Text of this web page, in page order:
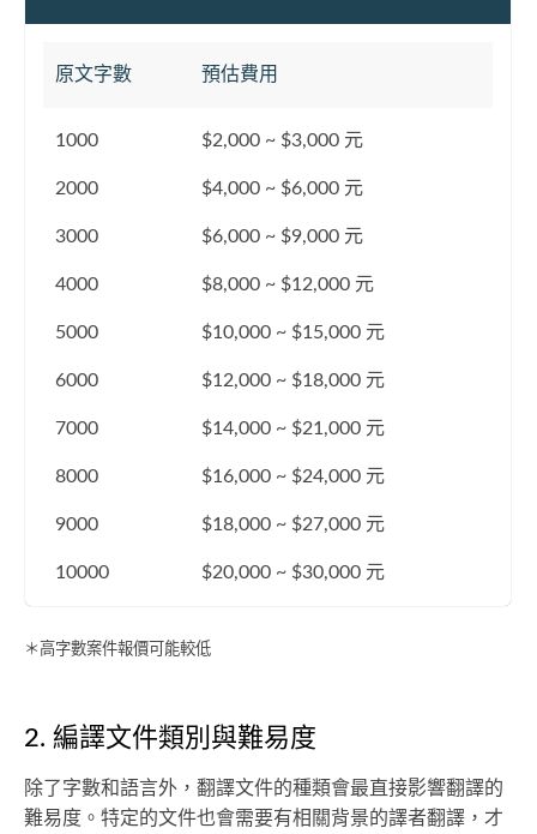
原文字數 預估費用
1000 $2,000 ~ $3,000 元
2000 $4,000 ~ $6,000 元
3000 $6,000 ~ $9,000 元
4000 $8,000 ~ $12,000 元
5000 $10,000 ~ $15,000 元
6000 $12,000 ~ $18,000 元
7000 $14,000 ~ $21,000 元
8000 $16,000 ~ $24,000 元
9000 $18,000 ~ $27,000 元
10000 $20,000 ~ $30,000 元
＊高字數案件報價可能較低
2. 編譯文件類別與難易度
除了字數和語言外，翻譯文件的種類會最直接影響翻譯的
難易度。特定的文件也會需要有相關背景的譯者翻譯，才